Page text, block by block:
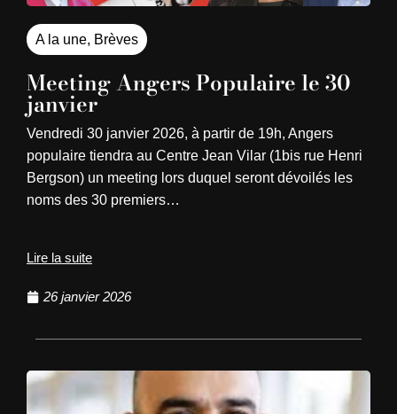
A la une, Brèves
Meeting Angers Populaire le 30
janvier
Vendredi 30 janvier 2026, à partir de 19h, Angers
populaire tiendra au Centre Jean Vilar (1bis rue Henri
Bergson) un meeting lors duquel seront dévoilés les
noms des 30 premiers…
Lire la suite
26 janvier 2026